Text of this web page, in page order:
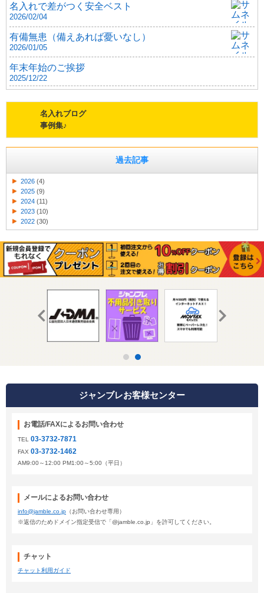
名入れで差がつく安全ベスト
2026/02/04
有備無患（備えあれば憂いなし）
2026/01/05
年末年始のご挨拶
2025/12/22
名入れブログ
事例集♪
過去記事
2026 (4)
2025 (9)
2024 (11)
2023 (10)
2022 (30)
ジャンブレお客様センター
お電話/FAXによるお問い合わせ
TEL 03-3732-7871
FAX 03-3732-1462
AM9:00～12:00 PM1:00～5:00（平日）
メールによるお問い合わせ
info@jamble.co.jp （お問い合わせ専用）
※返信のためドメイン指定受信で「@jamble.co.jp」を許可してください。
チャット
チャット利用ガイド